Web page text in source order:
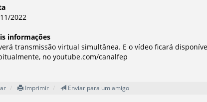
2022
informações
transmissão virtual simultânea. E o vídeo ficará
no youtube.com/canalfep
Imprimir Enviar para um amigo